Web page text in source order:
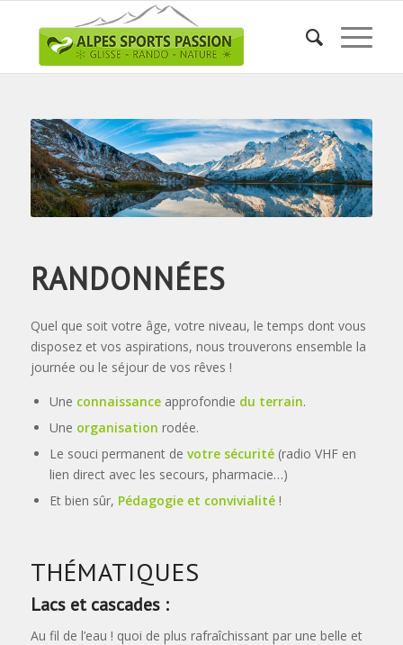
RANDONNÉES
Quel que soit votre âge, votre niveau, le temps dont vous
disposez et vos aspirations, nous trouverons ensemble la
journée ou le séjour de vos rêves !
Une connaissanceapprofondie du terrain.
Une organisation rodée.
Le souci permanent de votre sécurité(radio VHF en
lien direct avec les secours, pharmacie…)
Et bien sûr, Pédagogie et convivialité!
THÉMATIQUES
Lacs et cascades :
Au fil de l’eau ! quoi de plus rafraîchissant par une belle et